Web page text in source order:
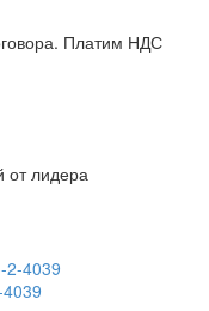
Платим НДС
от лидера